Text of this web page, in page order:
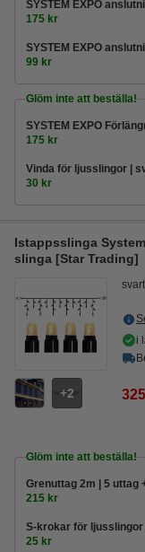
SYSTEM EXPO
175 kr
SYSTEM EXPO
99 kr
Glöm inte att beställa!
SYSTEM EXPO
175 kr
Vinda för ljusslingor |
30 kr
Istappsslinga
slinga [Star Trading]
2
svart
i
Glöm inte att beställa!
Grenuttag 2m | 5 uttag
215 kr
S-krokar för ljusslingor
25 kr